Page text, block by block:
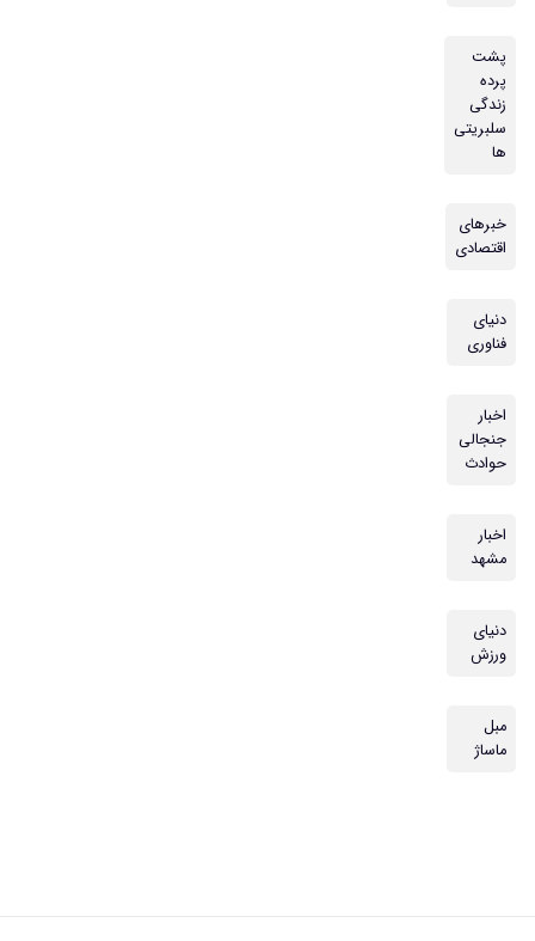
پشت
پرده
زندگی
سلبریتی
ها
خبرهای
اقتصادی
دنیای
فناوری
اخبار
جنجالی
حوادث
اخبار
مشهد
دنیای
ورزش
مبل
ماساژ